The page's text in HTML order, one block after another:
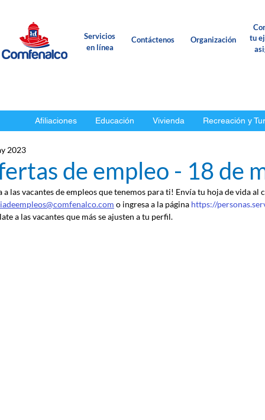
Servicios
en línea
Contáctenos Organización
tu
Afiliaciones Educación Vivienda Recreación y
de empleo - 18 de
2023
a las vacantes de empleos que tenemos para ti! Envía tu hoja de vida al
o ingresa a la página https://
a las vacantes que más se ajusten a tu perfil.